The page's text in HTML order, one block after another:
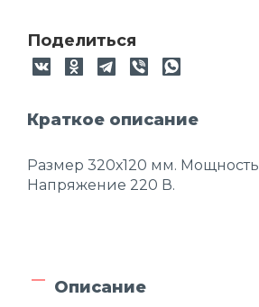
Поделиться
Краткое описание
Размер 320х120 мм. Мощность
Напряжение 220 В.
Описание